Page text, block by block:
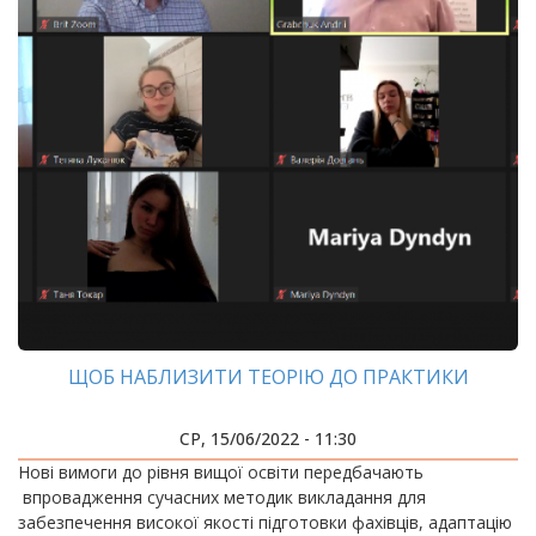
ЩОБ НАБЛИЗИТИ ТЕОРІЮ ДО ПРАКТИКИ
СР, 15/06/2022 - 11:30
Нові вимоги до рівня вищої освіти передбачають
впровадження сучасних методик викладання для
забезпечення високої якості підготовки фахівців, адаптацію